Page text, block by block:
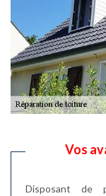
Vos
Disposant de